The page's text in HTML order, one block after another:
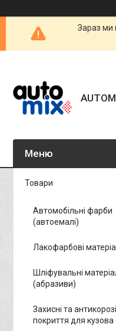
Зараз ми
Товари
Автомобільні фарби
(автоемалі)
Лакофарбові
Шліфувальні
(абразиви)
Захисні та
покриття для кузова